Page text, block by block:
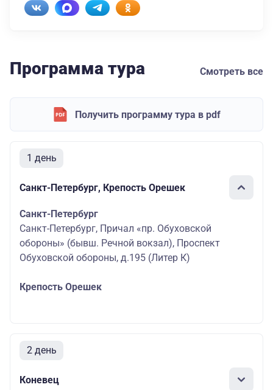
Программа тура Смотреть все
Получить программу тура в pdf
1 день
Санкт-Петербург, Крепость Орешек
Санкт-Петербург
Санкт-Петербург, Причал «пр. Обуховской
обороны» (бывш. Речной вокзал), Проспект
Обуховской обороны, д.195 (Литер К)
Крепость Орешек
2 день
Коневец